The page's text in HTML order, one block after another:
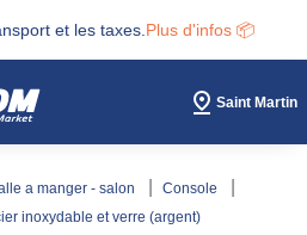
et les taxes. Plus d'infos 📦
Saint Martin
a manger - salon
console
inoxydable et verre (argent)